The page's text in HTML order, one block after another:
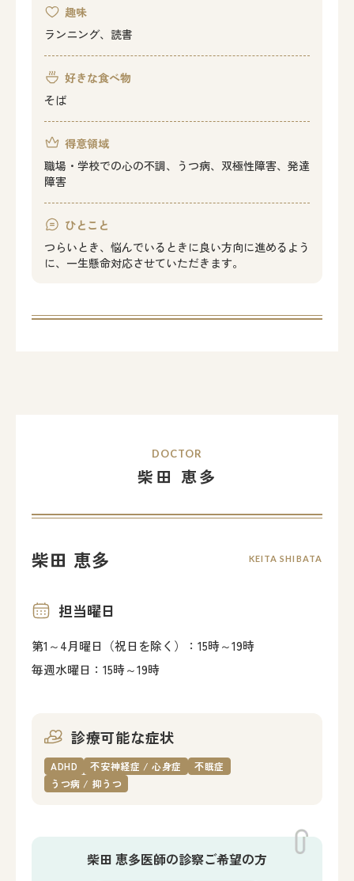
趣味
ランニング、読書
好きな食べ物
そば
得意領域
職場・学校での心の不調、うつ病、双極性障害、発達
障害
ひとこと
つらいとき、悩んでいるときに良い方向に進めるよう
に、一生懸命対応させていただきます。
DOCTOR
柴田 恵多
柴田 恵多 KEITA SHIBATA
担当曜日
第1～4月曜日（祝日を除く）：15時～19時
毎週水曜日：15時～19時
診療可能な症状
ADHD 不安神経症 / 心身症
不眠症
うつ病 / 抑うつ
柴田 恵多医師の診察ご希望の方